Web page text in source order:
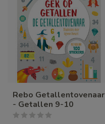
Rebo Getallentovenaar
- Getallen 9-10